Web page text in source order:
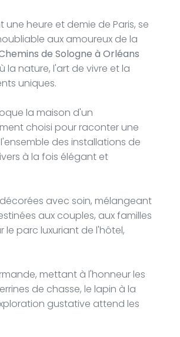
heure et demie de Paris, se
aux amoureux de la
de Sologne à Orléans
nature, l'art de vivre et la
uniques.
la maison d'un
choisi pour raconter une
des installations de
à la fois élégant et
avec soin, mélangeant
aux couples, aux familles
parc luxuriant de l'hôtel,
mettant à l'honneur les
de chasse, le lapin à la
gustative attend les